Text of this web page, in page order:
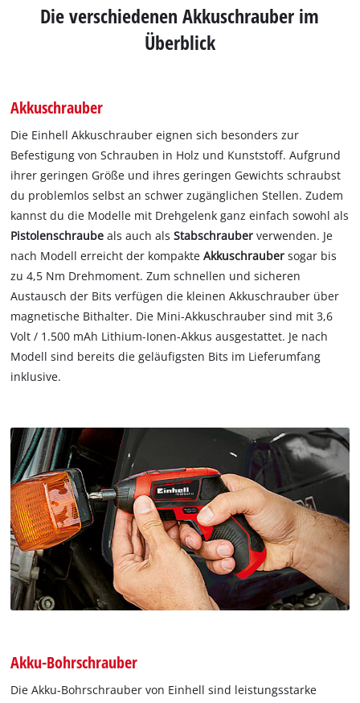
Die verschiedenen Akkuschrauber im
Überblick
Akkuschrauber
Die Einhell Akkuschrauber eignen sich besonders zur
Befestigung von Schrauben in Holz und Kunststoff. Aufgrund
ihrer geringen Größe und ihres geringen Gewichts schraubst
du problemlos selbst an schwer zugänglichen Stellen. Zudem
kannst du die Modelle mit Drehgelenk ganz einfach sowohl als
Pistolenschraubeals auch alsStabschrauberverwenden. Je
nach Modell erreicht der kompakteAkkuschraubersogar bis
zu 4,5 Nm Drehmoment. Zum schnellen und sicheren
Austausch der Bits verfügen die kleinen Akkuschrauber über
magnetische Bithalter. Die Mini-Akkuschrauber sind mit 3,6
Volt / 1.500 mAh Lithium-Ionen-Akkus ausgestattet. Je nach
Modell sind bereits die geläufigsten Bits im Lieferumfang
inklusive.
Akku-Bohrschrauber
Die Akku-Bohrschrauber von Einhell sind leistungsstarke